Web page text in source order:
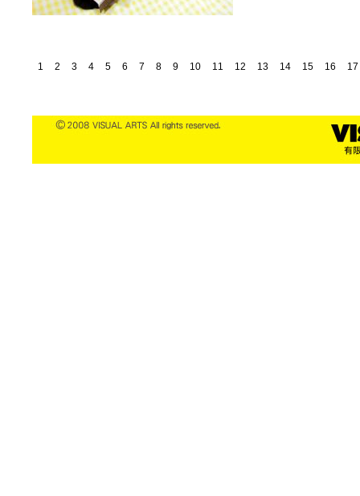
1 2 3 4 5 6 7 8 9 10 11 12 13 14 15 16 17